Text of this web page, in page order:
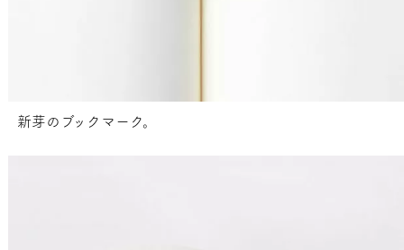
新芽のブックマーク。